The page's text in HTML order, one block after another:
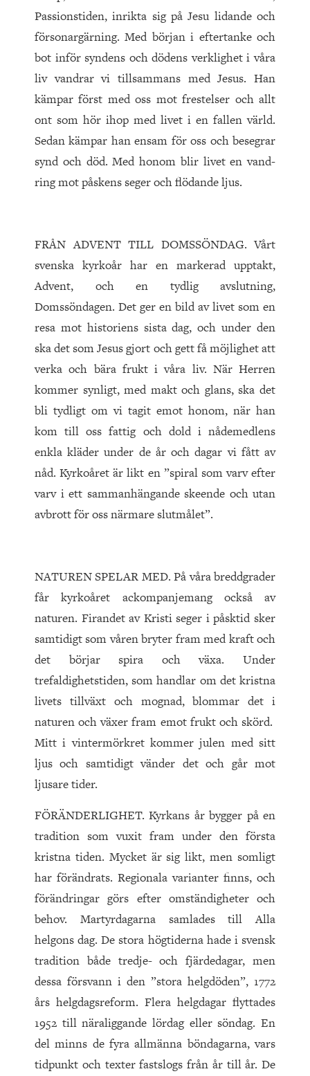
Passionstiden, inrikta sig på Jesu lidande och
försonargärning. Med början i eftertanke och
bot inför syndens och dödens verklighet i våra
liv vandrar vi tillsammans med Jesus. Han
kämpar först med oss mot frestelser och allt
ont som hör ihop med livet i en fallen värld.
Sedan kämpar han ensam för oss och besegrar
synd och död. Med honom blir livet en vand­
ring mot påskens seger och flödande ljus.
FRÅN ADVENT TILL DOMSSÖNDAG. Vårt
svenska kyrkoår har en markerad upptakt,
Advent, och en tydlig avslutning,
Domssöndagen. Det ger en bild av livet som en
resa mot historiens sista dag, och under den
ska det som Jesus gjort och gett få möjlighet att
verka och bära frukt i våra liv. När Herren
kommer synligt, med makt och glans, ska det
bli tydligt om vi tagit emot honom, när han
kom till oss fattig och dold i nådemedlens
enkla kläder under de år och dagar vi fått av
nåd. Kyrkoåret är likt en ”spiral som varv efter
varv i ett sam­man­hängande skeende och utan
avbrott för oss närmare slutmålet”.
NATUREN SPELAR MED. På våra breddgrader
får kyrkoåret ackompanjemang också av
naturen. Firandet av Kristi seger i påsktid sker
samtidigt som våren bryter fram med kraft och
det börjar spira och växa. Under
trefaldighetstiden, som handlar om det kristna
livets tillväxt och mognad, blommar det i
naturen och växer fram emot frukt och skörd.
Mitt i vintermörkret kommer julen med sitt
ljus och samtidigt vänder det och går mot
ljusare tider.
FÖRÄNDERLIGHET. Kyrkans år bygger på en
tradition som vuxit fram under den första
kristna tiden. Mycket är sig likt, men somligt
har förändrats. Regionala varianter finns, och
förändringar görs efter omständigheter och
behov. Martyrdagarna samlades till Alla
helgons dag. De stora högtiderna hade i svensk
tradition både tredje- och fjärdedagar, men
dessa försvann i den ”stora helgdöden”, 1772
års helgdagsreform. Flera helgdagar flyttades
1952 till näraliggande lördag eller söndag. En
del minns de fyra allmänna böndagarna, vars
tidpunkt och texter fastslogs från år till år. De